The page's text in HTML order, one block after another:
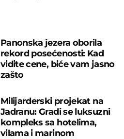
Panonska jezera oborila
rekord posećenosti: Kad
vidite cene, biće vam jasno
zašto
Milijarderski projekat na
Jadranu: Gradi se luksuzni
kompleks sa hotelima,
vilama i marinom